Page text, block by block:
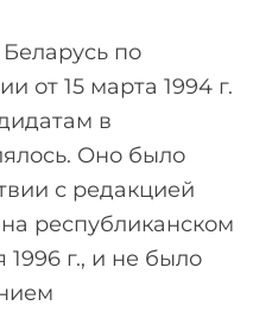
по
от 15 марта 1994 г.
в
Оно было
с редакцией
республиканском
г., и не было